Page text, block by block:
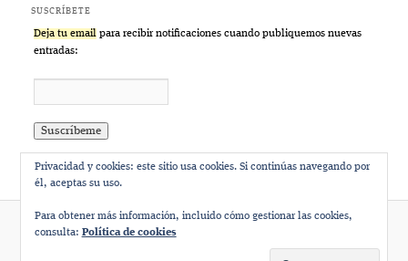
SUSCRÍBETE
Deja tu email para recibir notificaciones cuando publiquemos nuevas
entradas:
Funciona gracias a WordPress
Privacidad y cookies: este sitio usa cookies. Si continúas navegando por
él, aceptas su uso.
Para obtener más información, incluido cómo gestionar las cookies,
consulta: Política de cookies